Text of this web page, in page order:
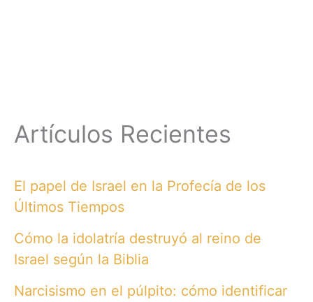
Artículos Recientes
El papel de Israel en la Profecía de los
Últimos Tiempos
Cómo la idolatría destruyó al reino de
Israel según la Biblia
Narcisismo en el púlpito: cómo identificar